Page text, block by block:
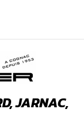
JARNAC,